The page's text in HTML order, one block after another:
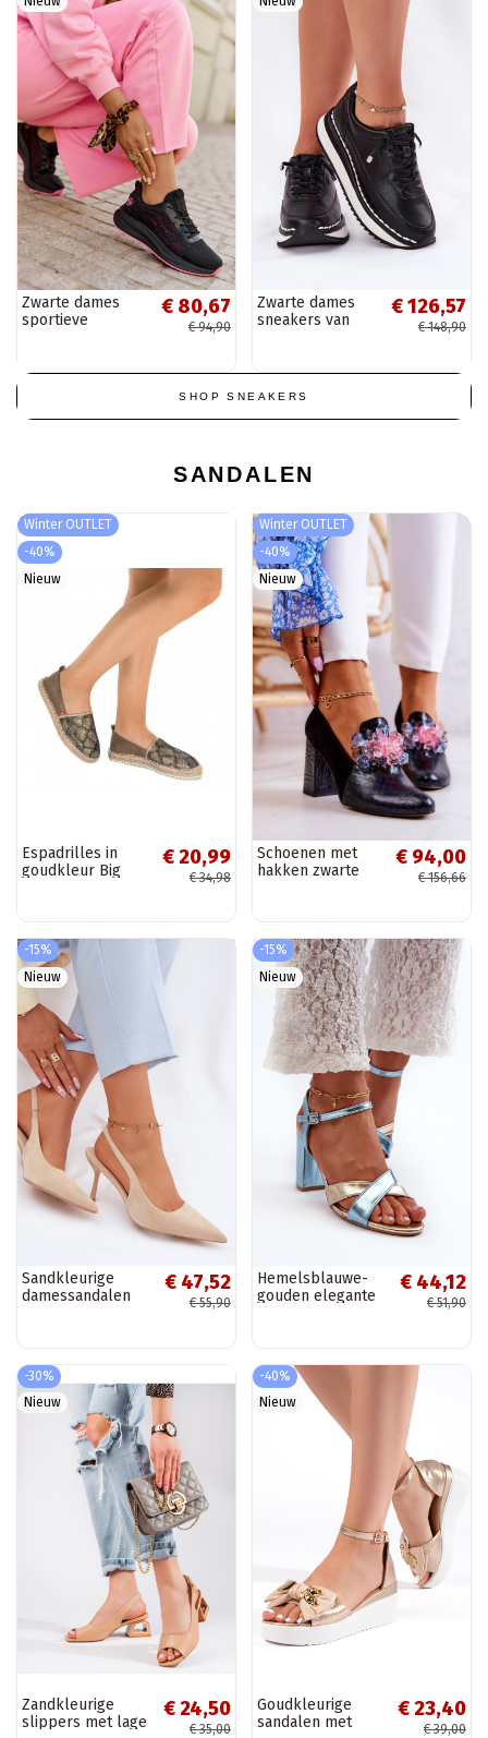
Zwarte dames
sportieve
RR274523 HI-POLY
€ 80,67
€ 94,90
Zwarte dames
sneakers van
RR274A335
€ 126,57
€ 148,90
SHOP SNEAKERS
SANDALEN
Winter OUTLET
-40%
Nieuw
Espadrilles in
goudkleur Big
€ 20,99
€ 34,98
Winter OUTLET
-40%
Nieuw
Schoenen met
hakken zwarte
€ 94,00
€ 156,66
-15%
Nieuw
Sandkleurige
damessandalen
€ 47,52
€ 55,90
-15%
Nieuw
Hemelsblauwe-
gouden elegante
€ 44,12
€ 51,90
-30%
Nieuw
Zandkleurige
slippers met lage
€ 24,50
€ 35,00
-40%
Nieuw
Goudkleurige
sandalen met
€ 23,40
€ 39,00